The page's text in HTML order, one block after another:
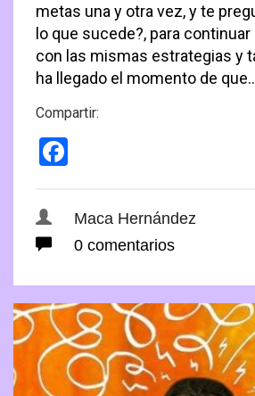
metas una y otra vez, y te
lo que sucede?, para
con las mismas estrategias y
ha llegado el momento de
Compartir:
Maca Hernández
0 comentarios